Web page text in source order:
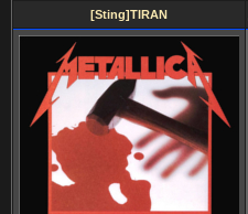
[Sting]TIRAN